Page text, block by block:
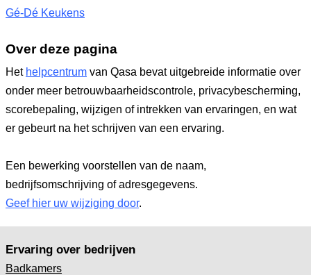
Gé-Dé Keukens
Over deze pagina
Het helpcentrum van Qasa bevat uitgebreide informatie over
onder meer betrouwbaarheidscontrole, privacybescherming,
scorebepaling, wijzigen of intrekken van ervaringen, en wat
er gebeurt na het schrijven van een ervaring.
Een bewerking voorstellen van de naam,
bedrijfsomschrijving of adresgegevens.
Geef hier uw wijziging door.
Ervaring over bedrijven
Badkamers